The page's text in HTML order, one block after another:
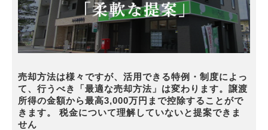
売却方法は様々ですが、活用できる特例・制度によっ
て、行うべき「最適な売却方法」は変わります。譲渡
所得の金額から最高3,000万円まで控除することがで
きます。 税金について理解していないと提案できま
せん